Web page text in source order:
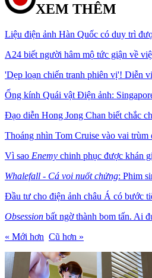
XEM THÊM
Liệu điện ảnh Hàn Quốc có duy trì
A24 biết người hâm mộ tức giận về
'Dẹp loạn chiến tranh phiên vị'! Diễn
Ống kính Quái vật Điện ảnh:
Đạo diễn Hong Jong Chan biết chắc
Thoáng nhìn Tom Cruise vào vai
Vì sao Enemy chinh phục được khán
Whalefall - Cá voi nuốt chửng: Phim
Đầu tư cho điện ảnh châu Á có bước
Obsession bất ngờ thành bom tấn. Ai
« Mới hơn Cũ hơn »